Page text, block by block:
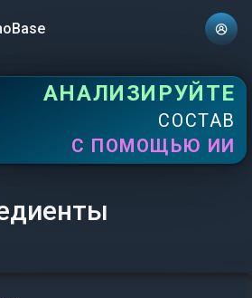
АНАЛИЗИРУЙТЕ
СОСТАВ
С ПОМОЩЬЮ ИИ